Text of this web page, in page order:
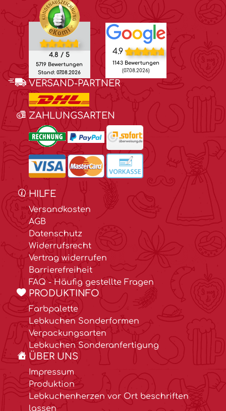
4.8 / 5
5719 Bewertungen
Stand: 07.08.2026
4.9
1143 Bewertungen
(07.08.2026)
VERSAND-PARTNER
ZAHLUNGSARTEN
HILFE
Versandkosten
AGB
Datenschutz
Widerrufsrecht
Vertrag widerrufen
Barrierefreiheit
FAQ - Häufig gestellte Fragen
PRODUKTINFO
Farbpalette
Lebkuchen Sonderformen
Verpackungsarten
Lebkuchen Sonderanfertigung
ÜBER UNS
Impressum
Produktion
Lebkuchenherzen vor Ort beschriften
lassen